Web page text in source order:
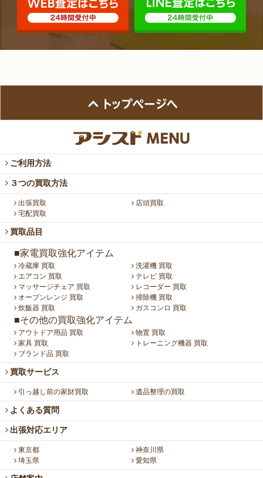
ご利用方法
３つの買取方法
出張買取
店頭買取
宅配買取
買取品目
■家電買取強化アイテム
冷蔵庫 買取
洗濯機 買取
エアコン 買取
テレビ 買取
マッサージチェア 買取
レコーダー 買取
オーブンレンジ 買取
掃除機 買取
炊飯器 買取
ガスコンロ 買取
■その他の買取強化アイテム
アウトドア用品 買取
物置 買取
家具 買取
トレーニング機器 買取
ブランド品 買取
買取サービス
引っ越し前の家財買取 遺品整理の買取
よくある質問
出張対応エリア
東京都
神奈川県
埼玉県
愛知県